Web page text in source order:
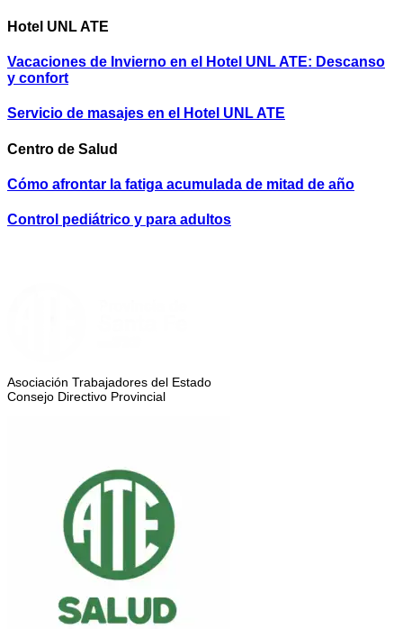
Hotel UNL ATE
Vacaciones de Invierno en el Hotel UNL ATE: Descanso
y confort
Servicio de masajes en el Hotel UNL ATE
Centro de Salud
Cómo afrontar la fatiga acumulada de mitad de año
Control pediátrico y para adultos
Asociación Trabajadores del Estado
Consejo Directivo Provincial